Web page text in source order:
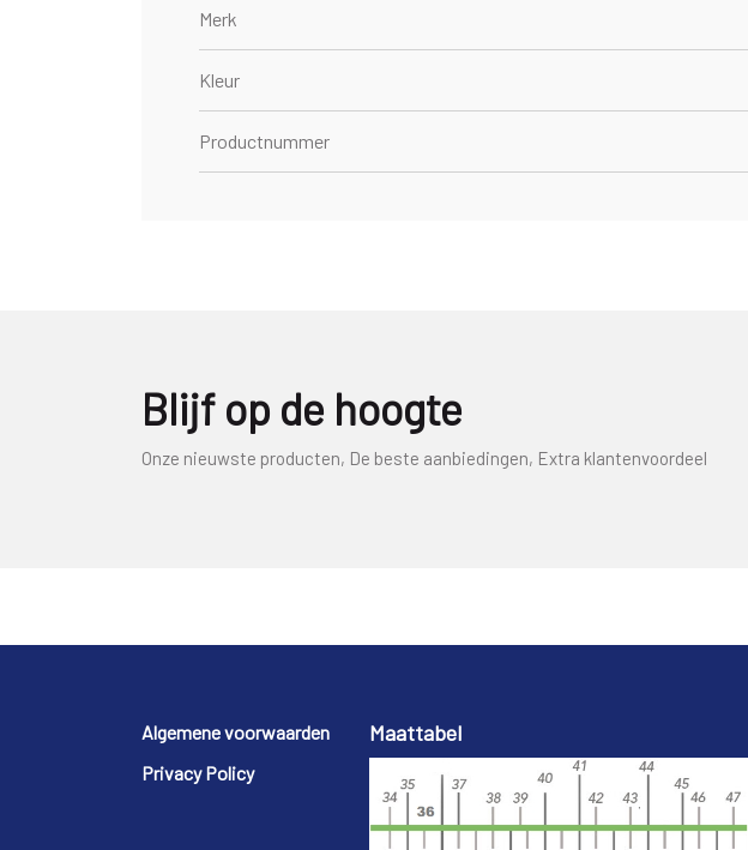
Merk
Kleur
Productnummer
Blijf op de hoogte
Onze nieuwste producten, De beste aanbiedingen, Extra klantenvoordeel
Footer
Algemene voorwaarden
Privacy Policy
Maattabel